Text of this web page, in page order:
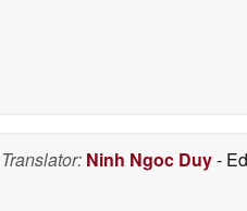
Translator: Ninh Ngoc Duy-